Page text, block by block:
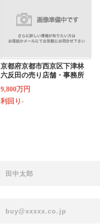
京都府京都市西京区下津林
六反田の売り店舗・事務所
9,800万円
利回り-